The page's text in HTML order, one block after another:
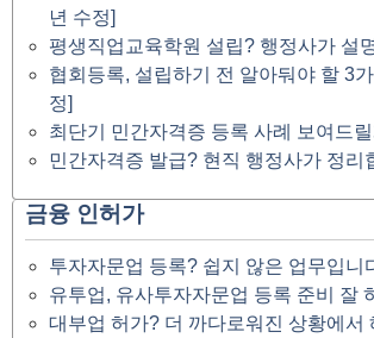
년 수정]
평생직업교육학원 설립? 행정사가 설
협회등록, 설립하기 전 알아둬야 할 3
정]
최단기 민간자격증 등록 사례 보여드
민간자격증 발급? 현직 행정사가 정리
금융 인허가
투자자문업 등록? 쉽지 않은 업무입니
유투업, 유사투자자문업 등록 준비 잘
대부업 허가? 더 까다로워진 상황에서